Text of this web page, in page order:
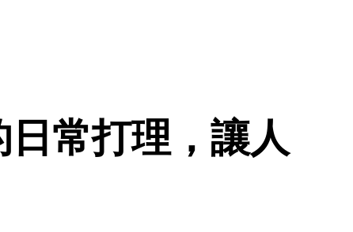
常打理，讓人